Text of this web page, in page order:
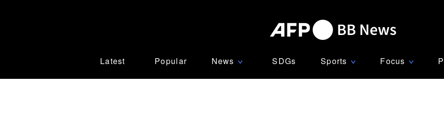
Latest Popular News ∨ SDGs Sports ∨ Focus ∨